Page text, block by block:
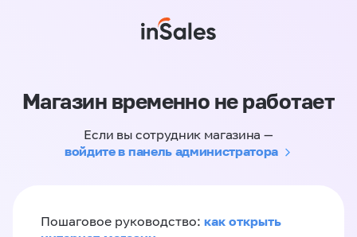
Магазин временно не работает
Если вы сотрудник магазина —
войдите в панель администратора
Пошаговое руководство: как открыть